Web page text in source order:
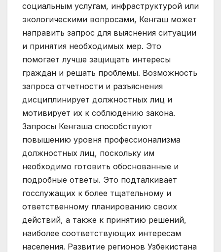
социальным услугам, инфраструктурой или
экологическими вопросами, Кенгаш может
направить запрос для выяснения ситуации
и принятия необходимых мер. Это
помогает лучше защищать интересы
граждан и решать проблемы. Возможность
запроса отчетности и разъяснения
дисциплинирует должностных лиц и
мотивирует их к соблюдению закона.
Запросы Кенгаша способствуют
повышению уровня профессионализма
должностных лиц, поскольку им
необходимо готовить обоснованные и
подробные ответы. Это подталкивает
госслужащих к более тщательному и
ответственному планированию своих
действий, а также к принятию решений,
наиболее соответствующих интересам
населения. Развитие регионов Узбекистана